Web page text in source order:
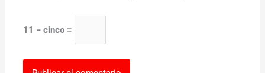
11 − cinco =